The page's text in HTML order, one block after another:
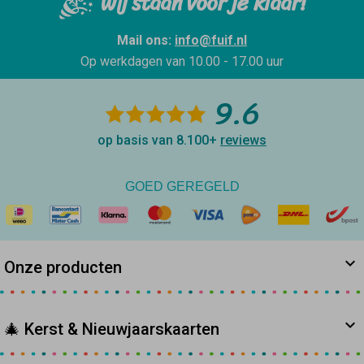
Mail ons: info@fuif.nl
Op werkdagen van 10.00 - 17.00 uur
9.6
op basis van 8.100+ reviews
GOED GEREGELD
Onze producten
🎄 Kerst & Nieuwjaarskaarten